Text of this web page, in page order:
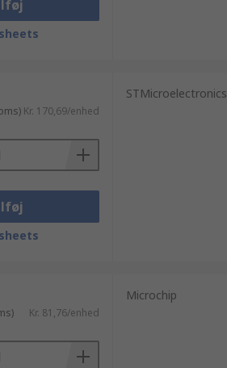
Kr. 170,69/enhed
STMicroelectronics
Kr. 81,76/enhed
Microchip